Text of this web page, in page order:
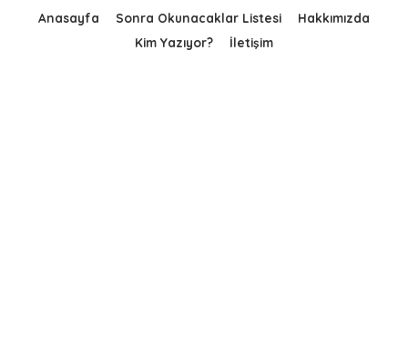
Anasayfa Sonra Okunacaklar Listesi
Hakkımızda
Kim Yazıyor?
İletişim